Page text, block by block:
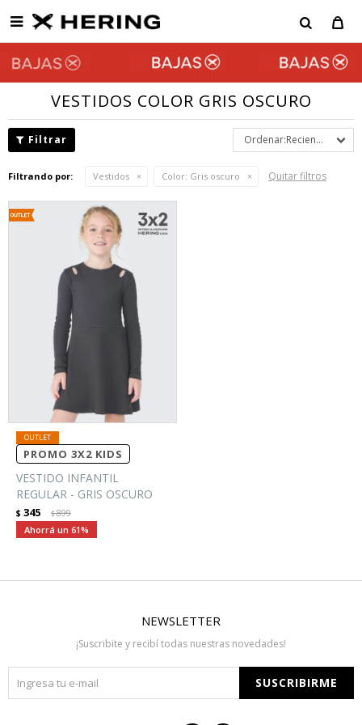

VESTIDOS COLOR GRIS OSCURO
Recientes
Filtrando por: Vestidos Color: Gris oscuro Quitar filtros
PROMO 3X2 KIDS
VESTIDO INFANTIL
REGULAR - GRIS OSCURO
$ 345 $899
61
NEWSLETTER
¡Suscribite y recibí todas nuestras novedades!
SUSCRIBIRME